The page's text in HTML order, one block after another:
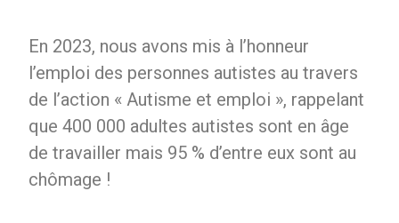
Outlook
Live
En 2023, nous avons mis à l’honneur
l’emploi des personnes autistes au travers
de l’action « Autisme et emploi », rappelant
que 400 000 adultes autistes sont en âge
de travailler mais 95 % d’entre eux sont au
chômage !